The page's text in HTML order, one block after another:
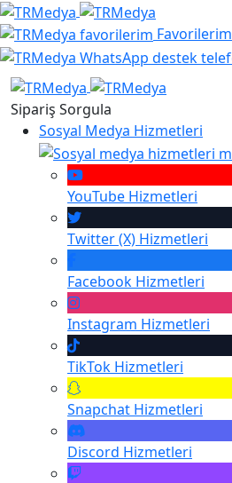
Favorilerim
Sipariş Sorgula
Sosyal Medya Hizmetleri
YouTube Hizmetleri
Twitter (X) Hizmetleri
Facebook Hizmetleri
Instagram Hizmetleri
TikTok Hizmetleri
Snapchat Hizmetleri
Discord Hizmetleri